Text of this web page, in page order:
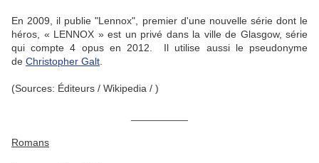
En 2009, il publie "Lennox", premier d'une nouvelle série dont le
héros, « LENNOX » est un privé dans la ville de Glasgow, série
qui compte 4 opus en 2012. Il utilise aussi le pseudonyme
de Christopher Galt
(Sources: Éditeurs / Wikipedia / )
Romans